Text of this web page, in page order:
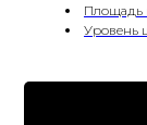
Площадь
Уровень